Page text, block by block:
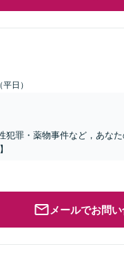
日）
犯罪・薬物事件など，あな
メールでお問